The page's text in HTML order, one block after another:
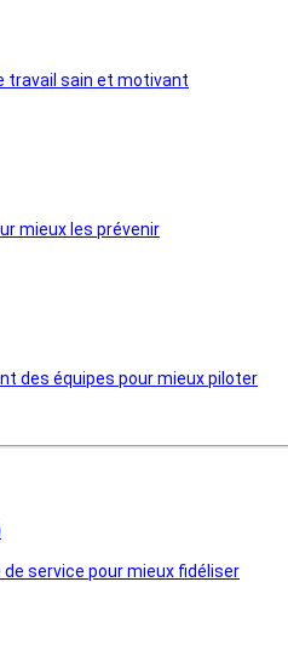
travail sain et motivant
mieux les prévenir
des équipes pour mieux piloter
service pour mieux fidéliser
sécurisée
adaptée à vos besoins.
des résultats.
les supports (PC,